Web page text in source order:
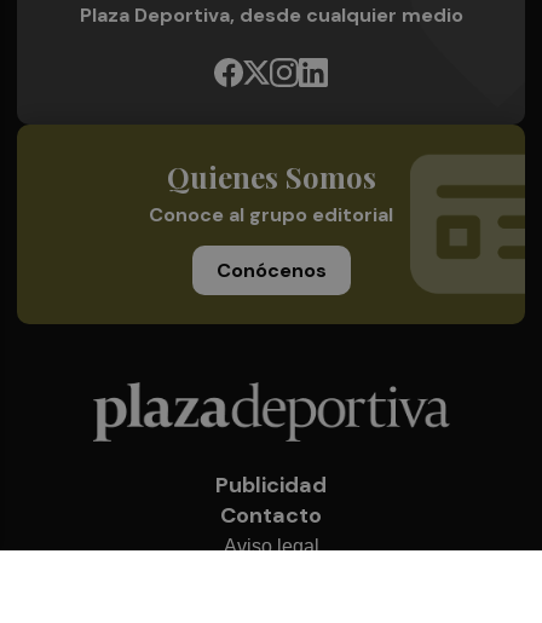
Plaza Deportiva, desde cualquier medio
Quienes Somos
Conoce al grupo editorial
Conócenos
Publicidad
Contacto
Aviso legal